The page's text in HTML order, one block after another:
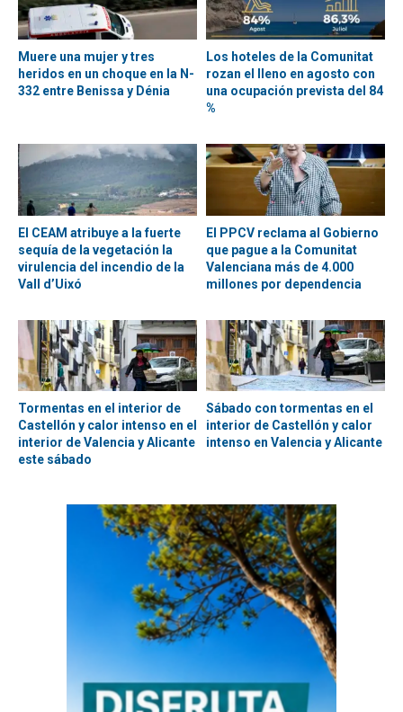
Muere una mujer y tres
heridos en un choque en la N-
332 entre Benissa y Dénia
Los hoteles de la Comunitat
rozan el lleno en agosto con
una ocupación prevista del 84
%
El CEAM atribuye a la fuerte
sequía de la vegetación la
virulencia del incendio de la
Vall d’Uixó
El PPCV reclama al Gobierno
que pague a la Comunitat
Valenciana más de 4.000
millones por dependencia
Tormentas en el interior de
Castellón y calor intenso en el
interior de Valencia y Alicante
este sábado
Sábado con tormentas en el
interior de Castellón y calor
intenso en Valencia y Alicante